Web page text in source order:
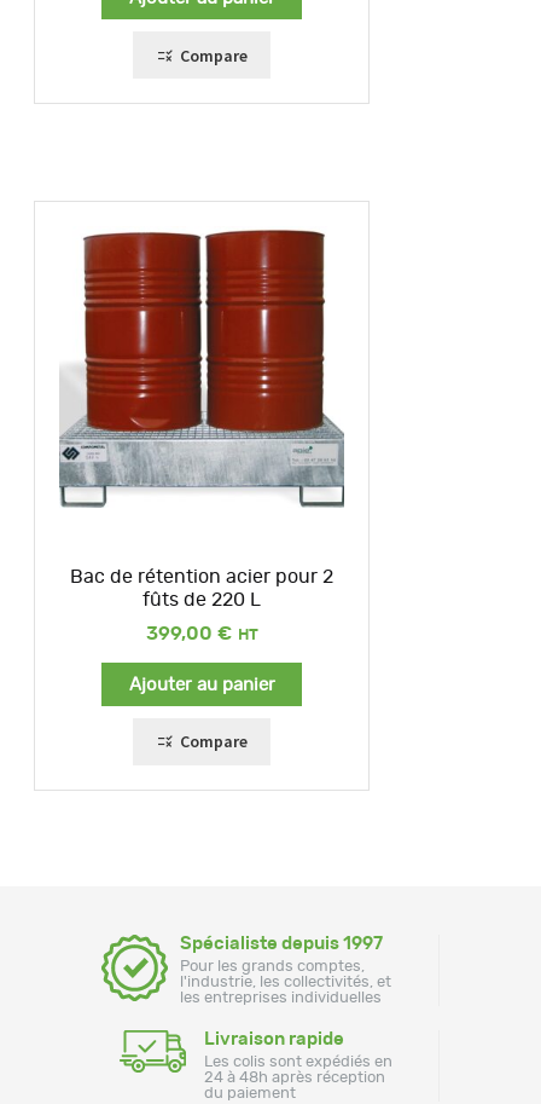
Compare
Bac de rétention acier pour 2
fûts de 220 L
399,00 €
Ajouter au panier
Compare
Spécialiste depuis 1997
Pour les grands comptes,
l'industrie, les collectivités, et
les entreprises individuelles
Livraison rapide
Les colis sont expédiés en
24 à 48h après réception
du paiement